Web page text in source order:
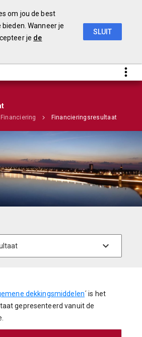
Financiering Financieringsresultaat
dekkingsmiddelen´ is het
gepresenteerd vanuit de
om jou de best
Wanneer je
je de
SLUIT